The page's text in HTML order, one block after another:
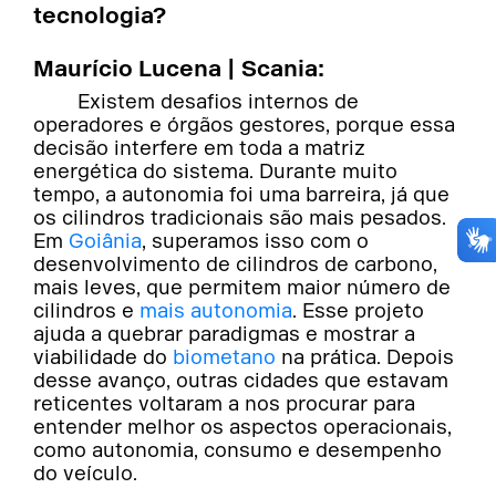
tecnologia?
Maurício Lucena | Scania:
Existem desafios internos de
operadores e órgãos gestores, porque essa
decisão interfere em toda a matriz
energética do sistema. Durante muito
tempo, a autonomia foi uma barreira, já que
os cilindros tradicionais são mais pesados.
Em Goiânia, superamos isso com o
desenvolvimento de cilindros de carbono,
mais leves, que permitem maior número de
cilindros e mais autonomia. Esse projeto
ajuda a quebrar paradigmas e mostrar a
viabilidade do biometano na prática. Depois
desse avanço, outras cidades que estavam
reticentes voltaram a nos procurar para
entender melhor os aspectos operacionais,
como autonomia, consumo e desempenho
do veículo.